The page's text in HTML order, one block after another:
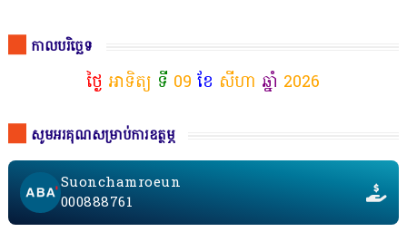
កាលបរិច្ឆេទ
ថ្ងៃ អាទិត្យ ទី 09 ខែ សីហា ឆ្នាំ 2026
សូមអរគុណសម្រាប់ការឧត្ថម្ភ
Suonchamroeun
000888761